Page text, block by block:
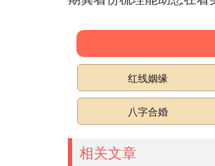
红线姻缘
八字合婚
相关文章